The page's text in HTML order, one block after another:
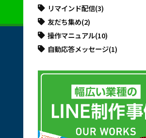
リマインド配信(3)
友だち集め(2)
操作マニュアル(10)
自動応答メッセージ(1)